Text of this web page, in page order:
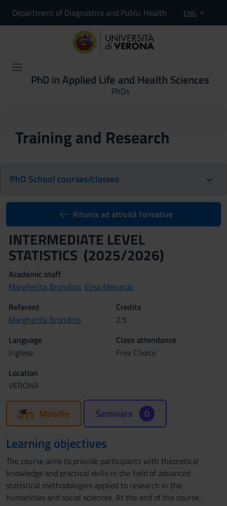
Department of Diagnostics and Public Health ENG
PhD in Applied Life and Health Sciences
PhDs
Training and Research
PhD School courses/classes
Ritorna ad attività formative
INTERMEDIATE LEVEL
STATISTICS (2025/2026)
Academic staff
Margherita Brondino, Elisa Menardo
Referent
Margherita Brondino
Credits
2.5
Language
Inglese
Class attendance
Free Choice
Location
VERONA
Moodle Seminars 0
Learning objectives
The course aims to provide participants with theoretical
knowledge and practical skills in the field of advanced
statistical methodologies applied to research in the
humanities and social sciences. At the end of the course,